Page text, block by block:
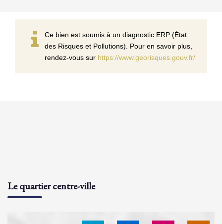
Ce bien est soumis à un diagnostic ERP (État
des Risques et Pollutions). Pour en savoir plus,
rendez-vous sur https://www.georisques.gouv.fr/
Le quartier centre-ville